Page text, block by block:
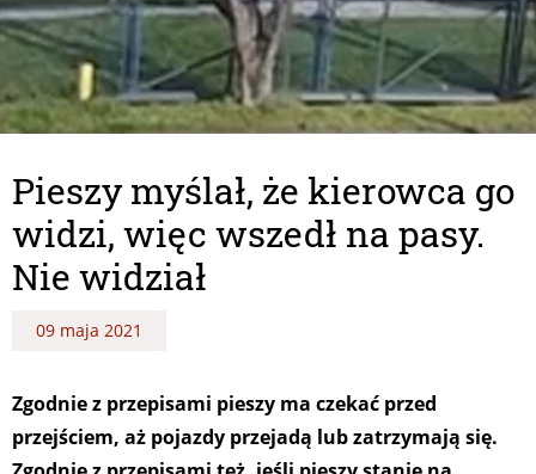
Pieszy myślał, że kierowca go
widzi, więc wszedł na pasy.
Nie widział
09 maja 2021
Zgodnie z przepisami pieszy ma czekać przed
przejściem, aż pojazdy przejadą lub zatrzymają się.